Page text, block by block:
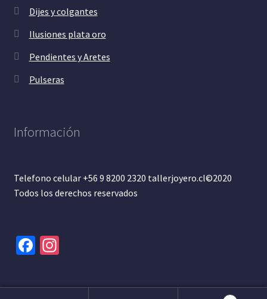
Dijes y colgantes
Ilusiones plata oro
Pendientes y Aretes
Pulseras
Información
Telefono celular +56 9 8200 2320 tallerjoyero.cl©2020
Todos los derechos reservados
Fa
b
In
ag